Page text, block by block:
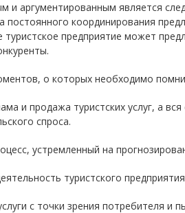
и аргументированным является
постоянного координирования
предприятие может
о которых необходимо
и продажа туристских услуг, а
спроса.
устремленный на
туристского
с точки зрения потребителя и